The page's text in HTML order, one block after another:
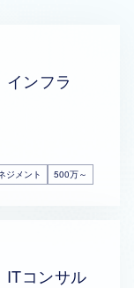
インフラ
ジメント 500万～
ITコンサル